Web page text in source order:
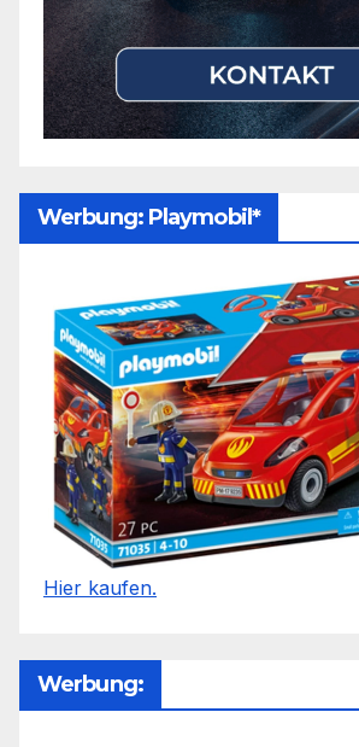
Werbung: Playmobil*
Hier kaufen.
Werbung: